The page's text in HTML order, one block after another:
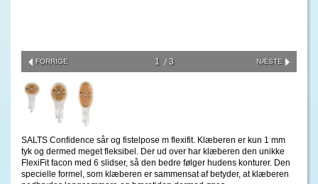
FORRIGE NÆSTE
1 3
SALTS Confidence sår og fistelpose m flexifit. Klæberen er kun 1 mm
tyk og dermed meget fleksibel. Der ud over har klæberen den unikke
FlexiFit facon med 6 slidser, så den bedre følger hudens konturer. Den
specielle formel, som klæberen er sammensat af betyder, at klæberen